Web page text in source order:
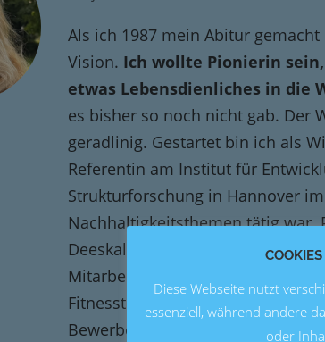
Als ich 1987 mein Abitur
Vision. Ich wollte Pionierin
etwas Lebensdienliches in die
es bisher so noch nicht gab. Der
geradlinig. Gestartet bin ich als
Referentin am Institut für
Strukturforschung in Hannover
Nachhaltigkeitsthemen tätig war.
Deeskalationstrainerin,
Mitarbeiterin ausbilden lassen,
Fitnesstrainerin erworben.
Bewerber*innen u.a. für
Diese Webseite nutzt
essenziell, während andere
oder